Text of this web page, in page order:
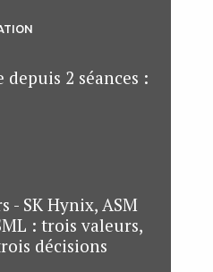
2 séances :
- SK Hynix, ASM
: trois valeurs,
décisions